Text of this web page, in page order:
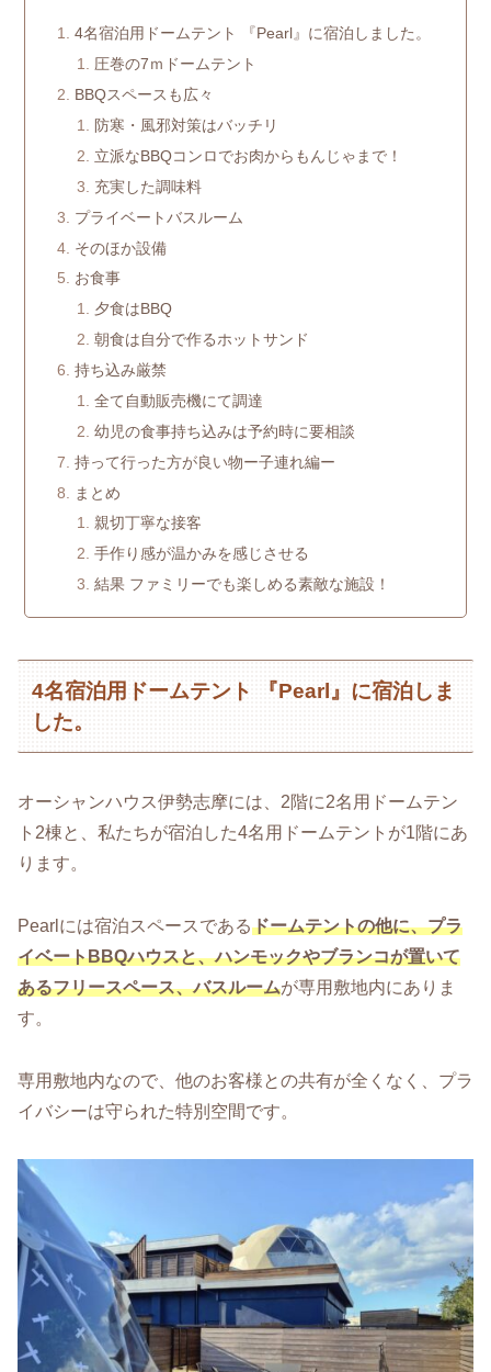
4名宿泊用ドームテント 『Pearl』に宿泊しました。
圧巻の7ｍドームテント
BBQスペースも広々
防寒・風邪対策はバッチリ
立派なBBQコンロでお肉からもんじゃまで！
充実した調味料
プライベートバスルーム
そのほか設備
お食事
夕食はBBQ
朝食は自分で作るホットサンド
持ち込み厳禁
全て自動販売機にて調達
幼児の食事持ち込みは予約時に要相談
持って行った方が良い物ー子連れ編ー
まとめ
親切丁寧な接客
手作り感が温かみを感じさせる
結果 ファミリーでも楽しめる素敵な施設！
4名宿泊用ドームテント 『Pearl』に宿泊しま
した。
オーシャンハウス伊勢志摩には、2階に2名用ドームテン
ト2棟と、私たちが宿泊した4名用ドームテントが1階にあ
ります。
Pearlには宿泊スペースであるドームテントの他に、プラ
イベートBBQハウスと、ハンモックやブランコが置いて
あるフリースペース、バスルームが専用敷地内にありま
す。
専用敷地内なので、他のお客様との共有が全くなく、プラ
イバシーは守られた特別空間です。